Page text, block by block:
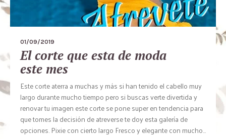
01/09/2019
El corte que esta de moda
este mes
Este corte aterra a muchas y más si han tenido el cabello muy
largo durante mucho tiempo pero si buscas verte divertida y
renovar tu imagen este corte se pone super en tendencia para
que tomes la decisión de atreverse te doy esta galería de
opciones. Pixie con cierto largo Fresco y elegante con mucho...